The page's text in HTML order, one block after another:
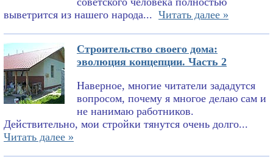
выветрится из нашего народа... Читать далее »
Строительство своего дома:
эволюция концепции. Часть 2
Наверное, многие читатели зададутся
вопросом, почему я многое делаю сам и
не нанимаю работников.
Действительно, мои стройки тянутся очень долго...
Читать далее »